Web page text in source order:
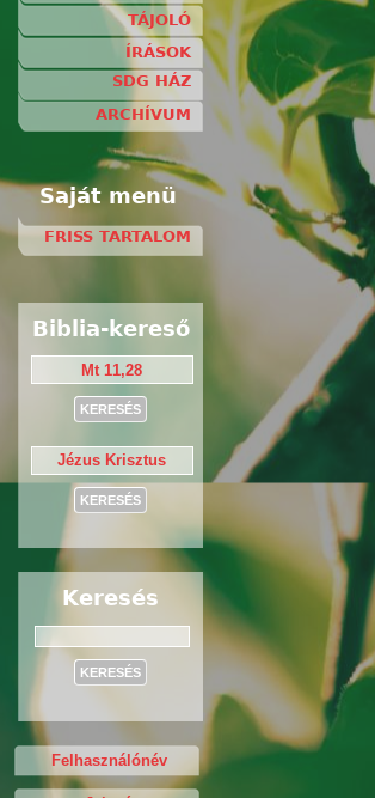
TÁJOLÓ
ÍRÁSOK
SDG HÁZ
ARCHÍVUM
Saját menü
FRISS TARTALOM
Biblia-kereső
Keresés